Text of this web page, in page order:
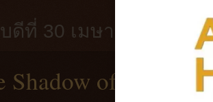
ดีที่ 30 เมษายน พ.ศ.
Shadow of The